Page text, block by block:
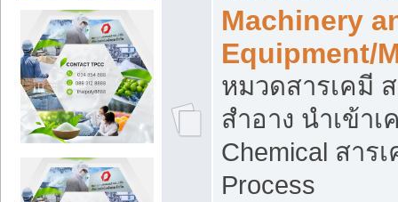
Machinery
Equipment/
หมวดสารเคมี
สำอาง นำเข้
Chemical สาร
Process